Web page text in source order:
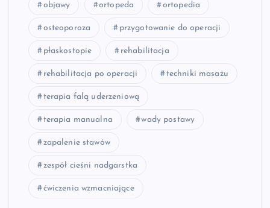
objawy ortopeda ortopedia
osteoporoza przygotowanie do operacji
płaskostopie rehabilitacja
rehabilitacja po operacji techniki masażu
terapia falą uderzeniową
terapia manualna wady postawy
zapalenie stawów
zespół cieśni nadgarstka
ćwiczenia wzmacniające